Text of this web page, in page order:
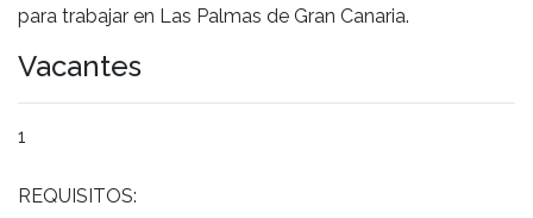
para trabajar en Las Palmas de Gran Canaria.
Vacantes
1
REQUISITOS: